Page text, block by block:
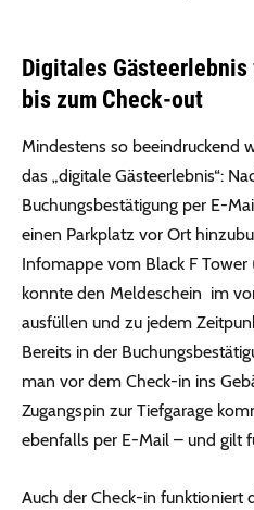
Digitales
bis zum Check-out
Mindestens so beeindruckend
das „digitale Gästeerlebnis“:
Buchungsbestätigung per E-
einen Parkplatz vor Ort
Infomappe vom Black F Tower
konnte den Meldeschein im
ausfüllen und zu jedem
Bereits in der
man vor dem Check-in ins
Zugangspin zur Tiefgarage
ebenfalls per E-Mail – und gilt
Auch der Check-in funktioniert